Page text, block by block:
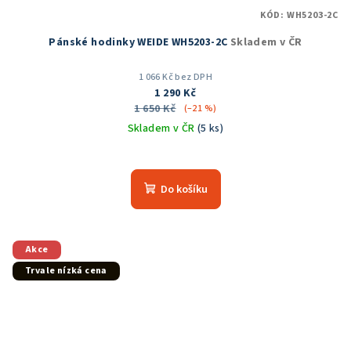
Pánské hodinky WEIDE WH5203-2C Skladem v ČR
1 066 Kč bez DPH
1 290 Kč
1 650 Kč
(–21 %)
Skladem v ČR (5 ks)
hodnocení
produktu
Do košíku
KÓD: WH5203-2C
Akce
Trvale nízká cena